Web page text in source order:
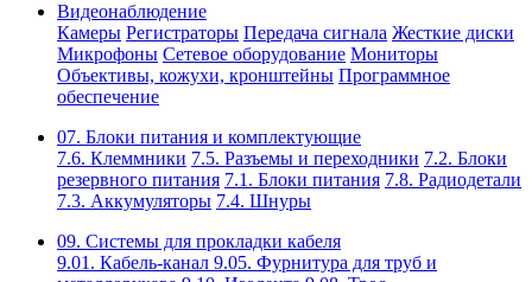
Видеонаблюдение
Камеры Регистраторы Передача сигнала Жесткие диски
Микрофоны Сетевое оборудование Мониторы
Объективы, кожухи, кронштейны Программное
обеспечение
07. Блоки питания и комплектующие
7.6. Клеммники 7.5. Разъемы и переходники 7.2. Блоки
резервного питания 7.1. Блоки питания 7.8. Радиодетали
7.3. Аккумуляторы 7.4. Шнуры
09. Системы для прокладки кабеля
9.01. Кабель-канал 9.05. Фурнитура для труб и